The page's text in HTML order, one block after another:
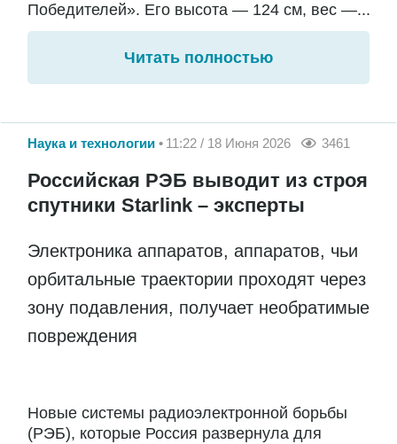
Победителей». Его высота — 124 см, вес —...
Читать полностью
Наука и технологии 11:22 / 18 Июня 2026 3461
Российская РЭБ выводит из строя
спутники Starlink – эксперты
Электроника аппаратов, аппаратов, чьи
орбитальные траектории проходят через
зону подавления, получает необратимые
повреждения
Новые системы радиоэлектронной борьбы
(РЭБ), которые Россия развернула для